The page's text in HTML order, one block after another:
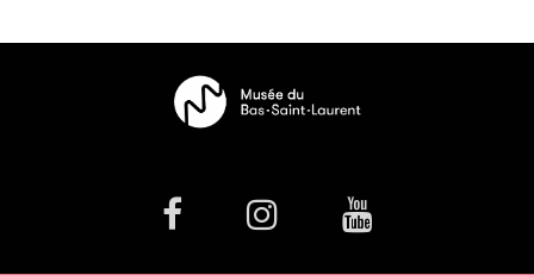
facebookInstagramYoutube